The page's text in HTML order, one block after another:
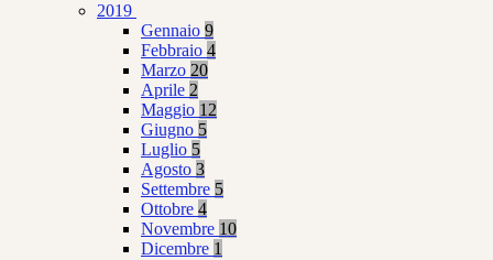
2019
Gennaio 9
Febbraio 4
Marzo 20
Aprile 2
Maggio 12
Giugno 5
Luglio 5
Agosto 3
Settembre 5
Ottobre 4
Novembre 10
Dicembre 1